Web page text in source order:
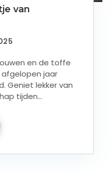
van
en de toffe
jaar
Geniet lekker van
tijden...